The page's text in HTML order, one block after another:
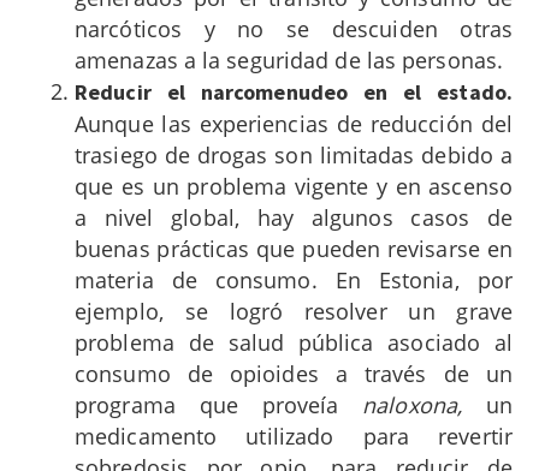
narcóticos y no se descuiden otras
amenazas a la seguridad de las personas.
Reducir el narcomenudeo en el estado.
Aunque las experiencias de reducción del
trasiego de drogas son limitadas debido a
que es un problema vigente y en ascenso
a nivel global, hay algunos casos de
buenas prácticas que pueden revisarse en
materia de consumo. En Estonia, por
ejemplo, se logró resolver un grave
problema de salud pública asociado al
consumo de opioides a través de un
programa que proveía naloxona, un
medicamento utilizado para revertir